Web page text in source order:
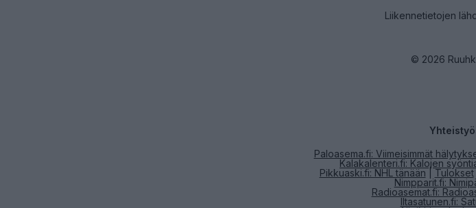
Liikennetietojen
© 2026
Paloasema.fi: Viimeisimmät
Kalakalenteri.fi: Kalojen
Pikkuaski.fi: NHL tänään
Tulokset
Nimpparit.fi:
Radioasemat.fi:
Iltasatunen.fi: